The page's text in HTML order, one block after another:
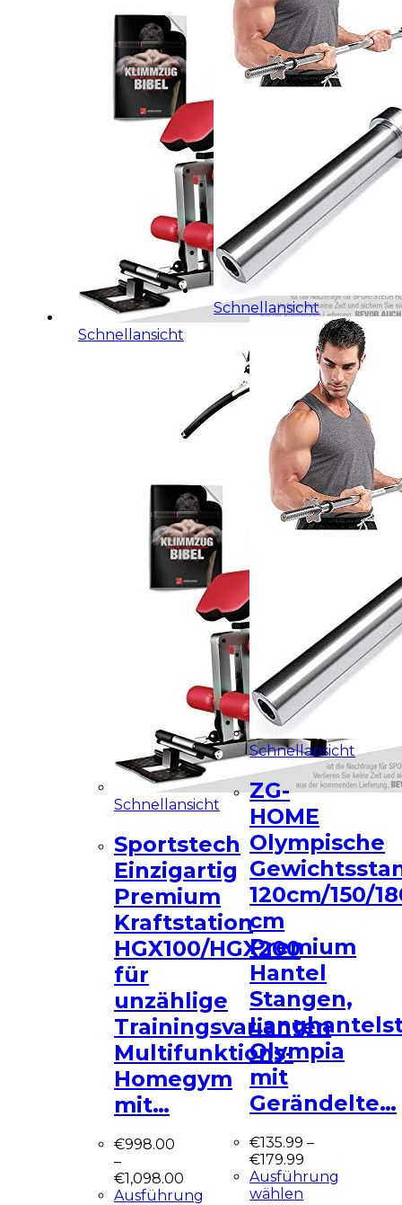
Schnellansicht
Schnellansicht
Sportstech
Einzigartig
Premium
Kraftstation
HGX100/HGX200
für
unzählige
Trainingsvarianten
Multifunktions-
Homegym
mit…
€998.00
–
€1,098.00
Ausführung
Schnellansicht
Schnellansicht
ZG-
HOME
Olympische
120cm/150/
cm
Premium
Hantel
Stangen,
Olympia
mit
Gerändelte…
€135.99 –
€179.99
Ausführung
wählen